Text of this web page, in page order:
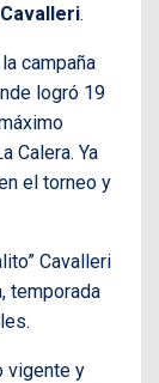
.
campaña
logró 19
Calera. Ya
el torneo y
Cavalleri
temporada
vigente y